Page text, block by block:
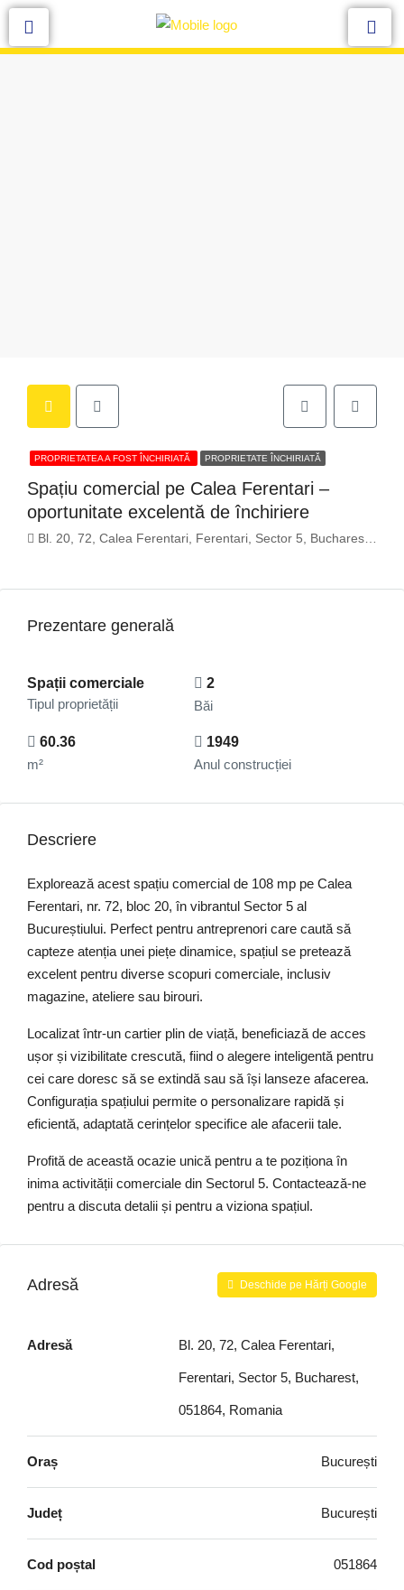
PROPRIETATEA A FOST ÎNCHIRIATĂ PROPRIETATE ÎNCHIRIATĂ
Spațiu comercial pe Calea Ferentari –
oportunitate excelentă de închiriere
Bl. 20, 72, Calea Ferentari, Ferentari, Sector 5, Bucharest, 051864, Romania
Prezentare generală
Spații comerciale
Tipul proprietății
2
Băi
60.36
m²
1949
Anul construcției
Descriere
Explorează acest spațiu comercial de 108 mp pe Calea
Ferentari, nr. 72, bloc 20, în vibrantul Sector 5 al
Bucureștiului. Perfect pentru antreprenori care caută să
capteze atenția unei piețe dinamice, spațiul se pretează
excelent pentru diverse scopuri comerciale, inclusiv
magazine, ateliere sau birouri.
Localizat într-un cartier plin de viață, beneficiază de acces
ușor și vizibilitate crescută, fiind o alegere inteligentă pentru
cei care doresc să se extindă sau să își lanseze afacerea.
Configurația spațiului permite o personalizare rapidă și
eficientă, adaptată cerințelor specifice ale afacerii tale.
Profită de această ocazie unică pentru a te poziționa în
inima activității comerciale din Sectorul 5. Contactează-ne
pentru a discuta detalii și pentru a viziona spațiul.
Adresă Deschide pe Hărți Google
Adresă Bl. 20, 72, Calea Ferentari,
Ferentari, Sector 5, Bucharest,
051864, Romania
Oraș București
Județ București
Cod poștal 051864